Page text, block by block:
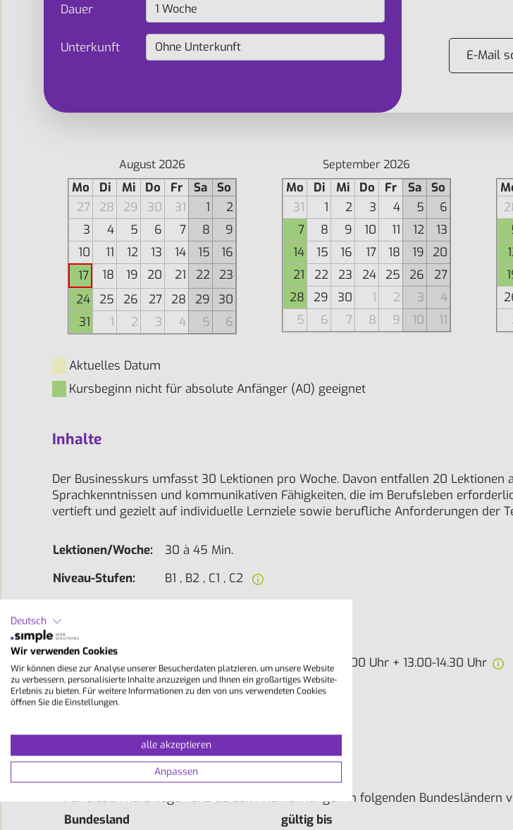
Dauer
Unterkunft E-Mail
August 2026
Mo Di Mi Do Fr Sa
So
27
28 29 30 31 1
2
3
4 5 6 7 8
9
10
11 12 13 14 15
16
17
18 19 20 21 22
23
24
25 26 27 28 29 30
31
1 2 3 4 5 6
September 2026
Mo Di Mi Do Fr Sa
So
31
1 2 3 4 5
6
7
8 9 10 11 12
13
14
15 16 17 18 19
20
21
22 23 24 25 26
27
28
29 30 1 2 3
4
5
6 7 8 9 10 11
Aktuelles Datum
Kursbeginn nicht für absolute Anfänger (A0) geeignet
Inhalte
Der Businesskurs umfasst 30 Lektionen pro Woche. Davon entfallen 20
Sprachkenntnissen und kommunikativen Fähigkeiten, die im Berufsleben
vertieft und gezielt auf individuelle Lernziele sowie berufliche Anforderungen der
Lektionen/Woche:
30 à 45 Min.
Niveau-Stufen:
B1 , B2 , C1 , C2
Dauer:
Unterricht:
Mo-Fr 08.30-10.00 Uhr + 10.30-12.00 Uhr + 13.00-14.30 Uhr
Bildungsurlaub
Detaillierte Infos zum Bildungsurlaub...
Für diesen Kurs liegen uns derzeit Anerkennungen in folgenden Bundesländern
Bundesland
gültig bis
Deutsch
Wir verwenden Cookies
Wir können diese zur Analyse unserer Besucherdaten platzieren, um unsere Website
zu verbessern, personalisierte Inhalte anzuzeigen und Ihnen ein großartiges Website-
Erlebnis zu bieten. Für weitere Informationen zu den von uns verwendeten Cookies
öffnen Sie die Einstellungen.
alle akzeptieren
Anpassen